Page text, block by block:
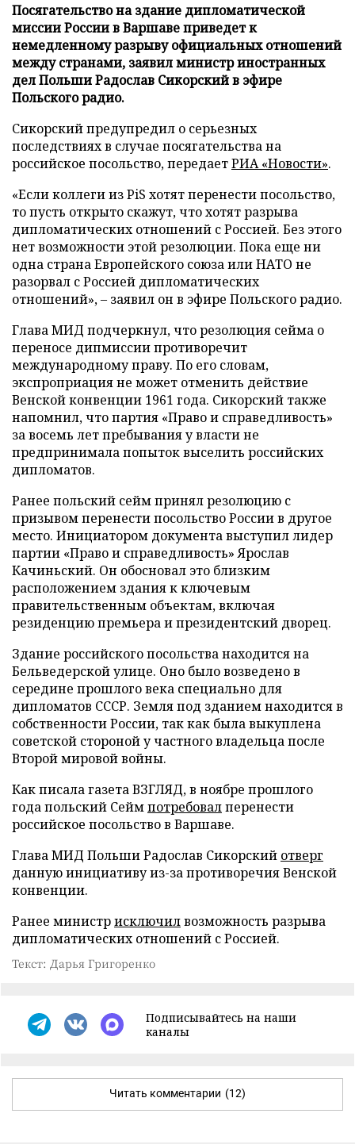
Посягательство на здание дипломатической
миссии России в Варшаве приведет к
немедленному разрыву официальных отношений
между странами, заявил министр иностранных
дел Польши Радослав Сикорский в эфире
Польского радио.
Сикорский предупредил о серьезных
последствиях в случае посягательства на
российское посольство, передаетРИА «Новости».
«Если коллеги из PiS хотят перенести посольство,
то пусть открыто скажут, что хотят разрыва
дипломатических отношений с Россией. Без этого
нет возможности этой резолюции. Пока еще ни
одна страна Европейского союза или НАТО не
разорвал с Россией дипломатических
отношений», – заявил он в эфире Польского радио.
Глава МИД подчеркнул, что резолюция сейма о
переносе дипмиссии противоречит
международному праву. По его словам,
экспроприация не может отменить действие
Венской конвенции 1961 года. Сикорский также
напомнил, что партия «Право и справедливость»
за восемь лет пребывания у власти не
предпринимала попыток выселить российских
дипломатов.
Ранее польский сейм принял резолюцию с
призывом перенести посольство России в другое
место. Инициатором документа выступил лидер
партии «Право и справедливость» Ярослав
Качиньский. Он обосновал это близким
расположением здания к ключевым
правительственным объектам, включая
резиденцию премьера и президентский дворец.
Здание российского посольства находится на
Бельведерской улице. Оно было возведено в
середине прошлого века специально для
дипломатов СССР. Земля под зданием находится в
собственности России, так как была выкуплена
советской стороной у частного владельца после
Второй мировой войны.
Как писала газета ВЗГЛЯД, в ноябре прошлого
года польский Сеймпотребовалперенести
российское посольство в Варшаве.
Глава МИД Польши Радослав Сикорский отверг
данную инициативу из-за противоречия Венской
конвенции.
Ранее министрисключилвозможность разрыва
дипломатических отношений с Россией.
Текст: Дарья Григоренко
Подписывайтесь на наши
каналы
Читать комментарии (12)